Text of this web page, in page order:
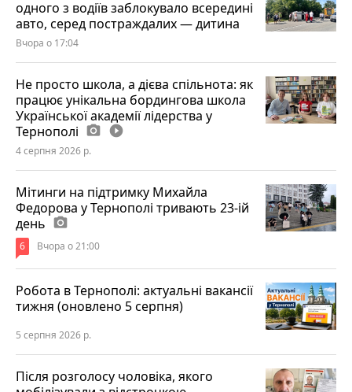
одного з водіїв заблокувало всередині
авто, серед постраждалих — дитина
Вчора о 17:04
Не просто школа, а дієва спільнота: як
працює унікальна бордингова школа
Української академії лідерства у
Тернополі photo_camera play_circle_filled
4 серпня 2026 р.
Мітинги на підтримку Михайла
Федорова у Тернополі тривають 23-ій
день photo_camera
6 Вчора о 21:00
Робота в Тернополі: актуальні вакансії
тижня (оновлено 5 серпня)
5 серпня 2026 р.
Після розголосу чоловіка, якого